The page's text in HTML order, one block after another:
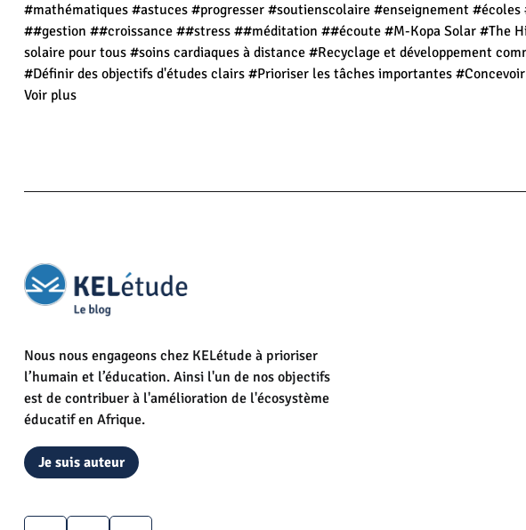
#mathématiques #astuces #progresser #soutienscolaire #enseignement #écoles
##gestion ##croissance ##stress ##méditation ##écoute #M-Kopa Solar #The
solaire pour tous #soins cardiaques à distance #Recyclage et développement
#Définir des objectifs d'études clairs #Prioriser les tâches importantes
Voir plus
Nous nous engageons chez KELétude à prioriser
l’humain et l’éducation. Ainsi l'un de nos objectifs
est de contribuer à l'amélioration de l'écosystème
éducatif en Afrique.
Je suis auteur